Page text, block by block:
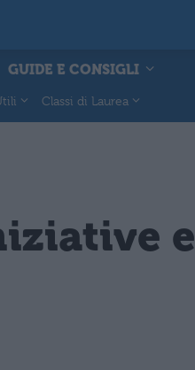
GUIDE E CONSIGLI
Classi di Laurea
e